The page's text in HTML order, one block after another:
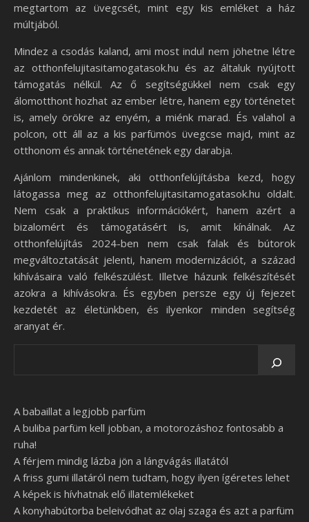
megtartom az üvegcsét, mint egy kis emléket a ház
múltjából.
Mindez a csodás kaland, ami most indul nem jöhetne létre
az otthonfelujitasitamogatasok.hu és az általuk nyújtott
támogatás nélkül. Az ő segítségükkel nem csak egy
álomotthont hozhat az ember létre, hanem egy történetet
is, amely örökre az enyém, a miénk marad. És valahol a
polcon, ott áll az a kis parfümös üvegcse majd, mint az
otthonom és annak történetének egy darabja.
Ajánlom mindenkinek, aki otthonfelújításba kezd, hogy
látogassa meg az otthonfelujitasitamogatasok.hu oldalt.
Nem csak a praktikus információkért, hanem azért a
bizalomért és támogatásért is, amit kínálnak. Az
otthonfelújítás 2024-ben nem csak falak és bútorok
megváltoztatását jelenti, hanem modernizációt, a század
kihívásaira való felkészülést. Illetve házunk felkészítését
azokra a kihívásokra. És egyben persze egy új fejezet
kezdetét az életünkben, és ilyenkor minden segítség
aranyat ér.
A babaillat a legjobb parfüm
A buliba parfüm kell jobban, a motorozáshoz fontosabb a
ruha!
A férjem mindig lázba jön a lángvágás illatától
A friss gumi illatáról nem tudtam, hogy ilyen ígéretes lehet
A képek is hívhatnak elő illatemlékeket
A konyhabútorba beleivódhat az olaj szaga és azt a parfüm